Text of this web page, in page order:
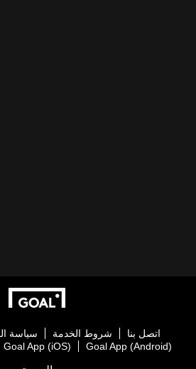
اتصل بنا شروط الخدمة سياسة
Goal App (Android)
Goal App (iOS)